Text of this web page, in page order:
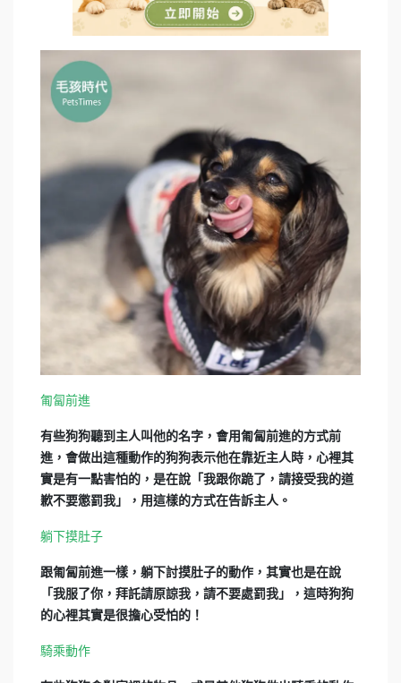
匍匐前進
有些狗狗聽到主人叫他的名字，會用匍匐前進的方式前
進，會做出這種動作的狗狗表示他在靠近主人時，心裡其
實是有一點害怕的，是在說「我跟你跪了，請接受我的道
歉不要懲罰我」，用這樣的方式在告訴主人。
躺下摸肚子
跟匍匐前進一樣，躺下討摸肚子的動作，其實也是在說
「我服了你，拜託請原諒我，請不要處罰我」，這時狗狗
的心裡其實是很擔心受怕的！
騎乘動作